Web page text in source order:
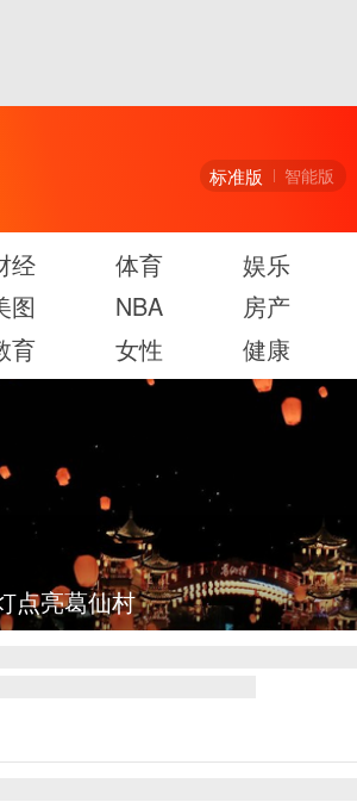
标准版 智能版
经 体育 娱乐
图
NBA 房产
育
女性 健康
点亮葛仙村